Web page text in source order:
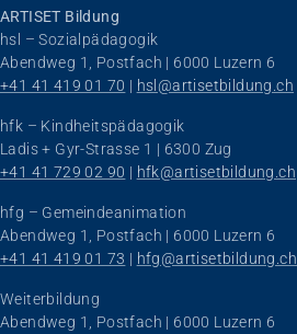
ARTISET Bildung
hsl – Sozialpädagogik
Abendweg 1, Postfach | 6000 Luzern 6
+41 41 419 01 70 | hsl@artisetbildung.ch
hfk – Kindheitspädagogik
Ladis + Gyr-Strasse 1 | 6300 Zug
+41 41 729 02 90 | hfk@artisetbildung.ch
hfg – Gemeindeanimation
Abendweg 1, Postfach | 6000 Luzern 6
+41 41 419 01 73 | hfg@artisetbildung.ch
Weiterbildung
Abendweg 1, Postfach | 6000 Luzern 6